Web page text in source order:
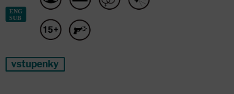
vstupenky